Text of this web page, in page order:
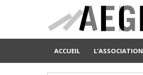
ACCUEIL L’ASSOCIATION